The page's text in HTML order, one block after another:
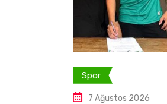
Spor
7 Ağustos 2026